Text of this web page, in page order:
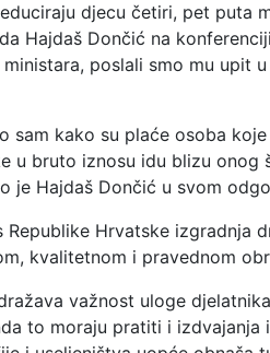
djecu četiri, pet puta
Hajdaš Dončić na
poslali smo mu upit
sam kako su plaće osoba
u bruto iznosu idu blizu
je Hajdaš Dončić u svom
Hrvatske izgradnja
kvalitetnom i pravednom
važnost uloge
to moraju pratiti i